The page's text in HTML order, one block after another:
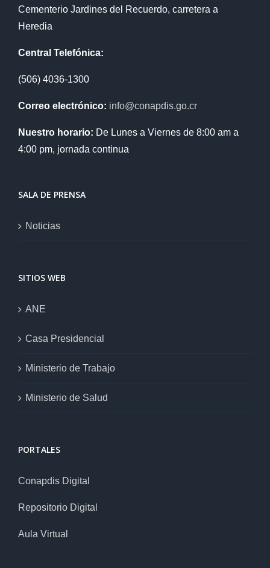
Cementerio Jardines del Recuerdo, carretera a
Heredia
Central Telefónica:
(506) 4036-1300
Correo electrónico: info@conapdis.go.cr
Nuestro horario: De Lunes a Viernes de 8:00 am a
4:00 pm, jornada continua
SALA DE PRENSA
Noticias
SITIOS WEB
ANE
Casa Presidencial
Ministerio de Trabajo
Ministerio de Salud
PORTALES
Conapdis Digital
Repositorio Digital
Aula Virtual